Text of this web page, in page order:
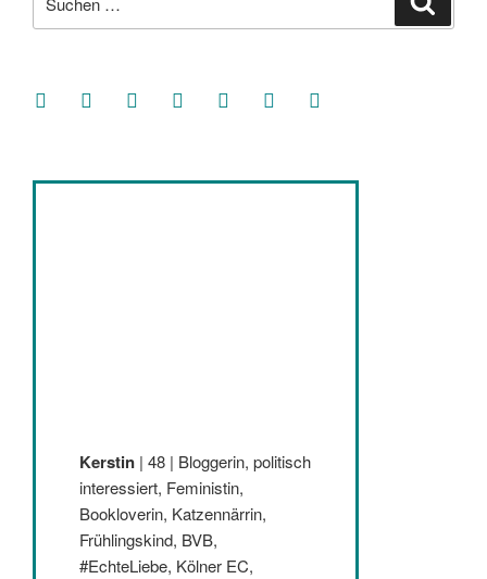
nach:
facebooksoundcloud
twitter mastodoninstagramthreads goodreads
Kerstin | 48 | Bloggerin, politisch
interessiert, Feministin,
Bookloverin, Katzennärrin,
Frühlingskind, BVB,
#EchteLiebe, Kölner EC,